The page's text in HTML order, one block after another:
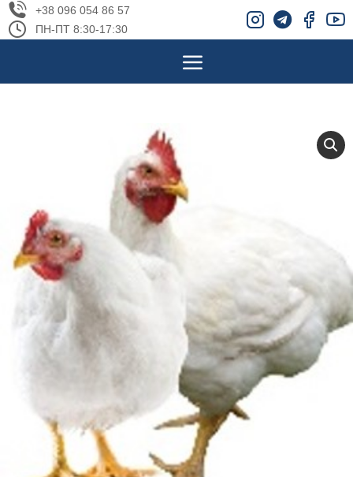
+38 096 054 86 57
ПН-ПТ 8:30-17:30